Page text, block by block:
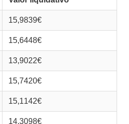
15,9839€
15,6448€
13,9022€
15,7420€
15,1142€
14,3098€